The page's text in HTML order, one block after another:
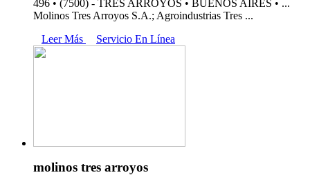
496 • (7500) - TRES ARROYOS • BUENOS AIRES • ...
Molinos Tres Arroyos S.A.; Agroindustrias Tres ...
Leer Más
Servicio En Línea
molinos tres arroyos